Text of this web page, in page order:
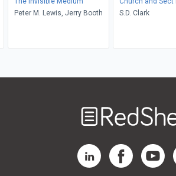
Peter M. Lewis, Jerry Booth
S.D. Clark
RedShelf LinkedIn
RedShelf